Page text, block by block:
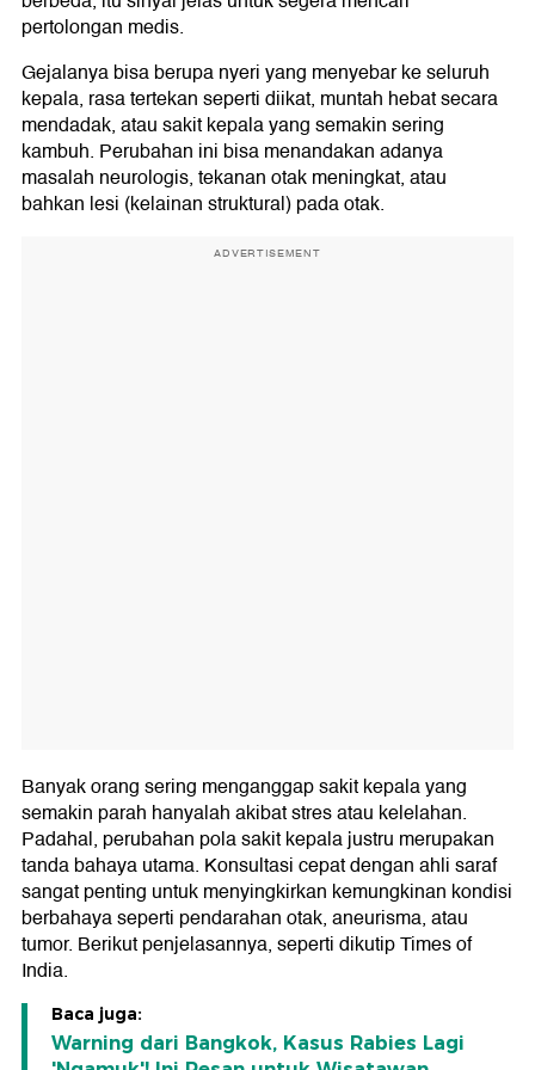
pertolongan medis.
Gejalanya bisa berupa nyeri yang menyebar ke seluruh
kepala, rasa tertekan seperti diikat, muntah hebat secara
mendadak, atau sakit kepala yang semakin sering
kambuh. Perubahan ini bisa menandakan adanya
masalah neurologis, tekanan otak meningkat, atau
bahkan lesi (kelainan struktural) pada otak.
ADVERTISEMENT
Banyak orang sering menganggap sakit kepala yang
semakin parah hanyalah akibat stres atau kelelahan.
Padahal, perubahan pola sakit kepala justru merupakan
tanda bahaya utama. Konsultasi cepat dengan ahli saraf
sangat penting untuk menyingkirkan kemungkinan kondisi
berbahaya seperti pendarahan otak, aneurisma, atau
tumor. Berikut penjelasannya, seperti dikutip Times of
India.
Baca juga:
Warning dari Bangkok, Kasus Rabies Lagi